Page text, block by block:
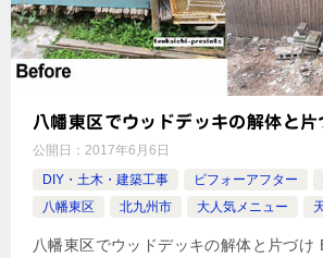
八幡東区でウッドデッキの解体と片
公開日： 2017年6月6日
DIY・土木・建築工事
ビフォーアフター
八幡東区
北九州市 大人気メニュー
八幡東区でウッドデッキの解体と片づけ